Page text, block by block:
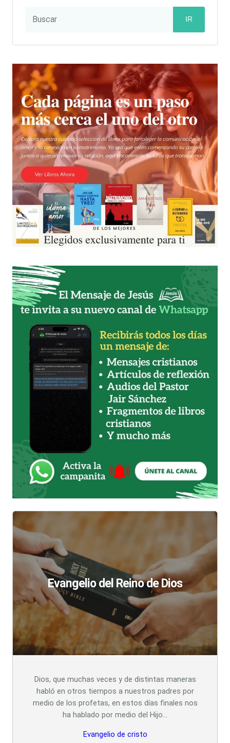
IR
Evangelio del Reino de Dios
Dios, que muchas veces y de distintas maneras
habló en otros tiempos a nuestros padres por
medio de los profetas, en estos días finales nos
ha hablado por medio del Hijo…
Evangelio de cristo